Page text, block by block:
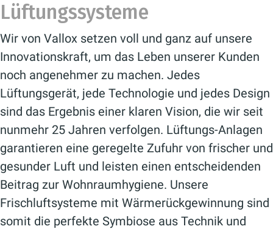
Lüftungssysteme
Wir von Vallox setzen voll und ganz auf unsere
Innovationskraft, um das Leben unserer Kunden
noch angenehmer zu machen. Jedes
Lüftungsgerät, jede Technologie und jedes Design
sind das Ergebnis einer klaren Vision, die wir seit
nunmehr 25 Jahren verfolgen. Lüftungs-Anlagen
garantieren eine geregelte Zufuhr von frischer und
gesunder Luft und leisten einen entscheidenden
Beitrag zur Wohnraumhygiene. Unsere
Frischluftsysteme mit Wärmerückgewinnung sind
somit die perfekte Symbiose aus Technik und